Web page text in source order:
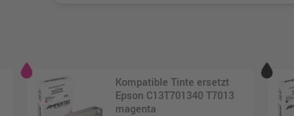
Kompatible Tinte ersetzt
Epson C13T701340 T7013
magenta